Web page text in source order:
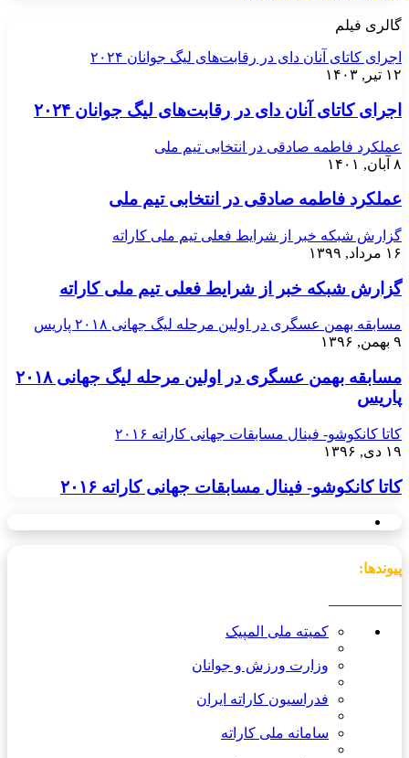
گالری فیلم
اجرای کاتای آنان دای در رقابت‌های لیگ جوانان ۲۰۲۴
۱۲ تیر, ۱۴۰۳
اجرای کاتای آنان دای در رقابت‌های لیگ جوانان ۲۰۲۴
عملکرد فاطمه صادقی در انتخابی تیم ملی
۸ آبان, ۱۴۰۱
عملکرد فاطمه صادقی در انتخابی تیم ملی
گزارش شبکه خبر از شرایط فعلی تیم ملی کاراته
۱۶ مرداد, ۱۳۹۹
گزارش شبکه خبر از شرایط فعلی تیم ملی کاراته
مسابقه بهمن عسگری در اولین مرحله لیگ جهانی ۲۰۱۸ پاریس
۹ بهمن, ۱۳۹۶
مسابقه بهمن عسگری در اولین مرحله لیگ جهانی ۲۰۱۸
پاریس
کاتا کانکوشو- فینال مسابقات جهانی کاراته ۲۰۱۶
۱۹ دی, ۱۳۹۶
کاتا کانکوشو- فینال مسابقات جهانی کاراته ۲۰۱۶
پیوندها:
کمیته ملی المپیک
وزارت ورزش و جوانان
فدراسیون کاراته ایران
سامانه ملی کاراته